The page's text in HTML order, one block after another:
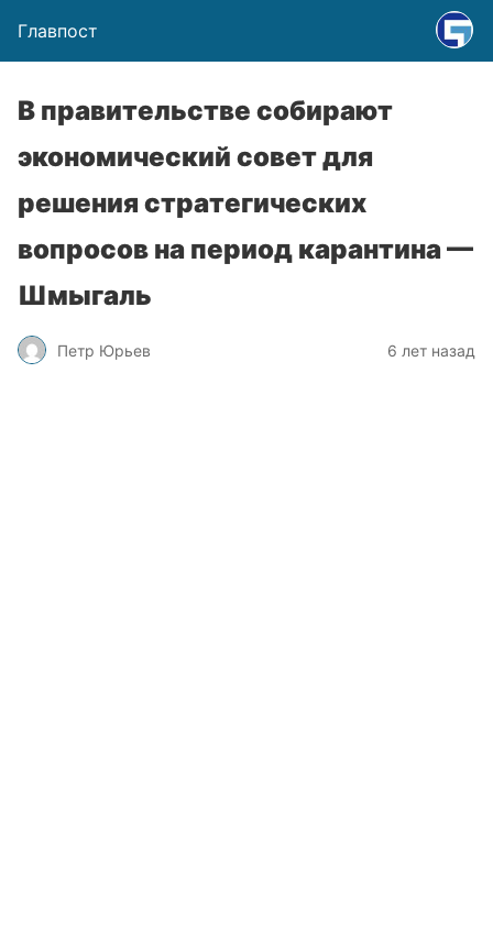
Главпост
В правительстве собирают
экономический совет для
решения стратегических
вопросов на период карантина —
Шмыгаль
Петр Юрьев 6 лет назад